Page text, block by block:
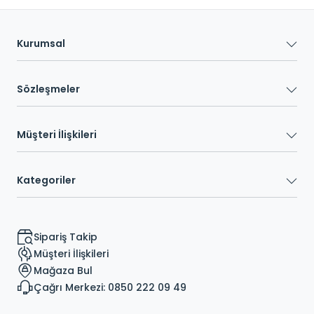
Kurumsal
Sözleşmeler
Müşteri İlişkileri
Kategoriler
Sipariş Takip
Müşteri İlişkileri
Mağaza Bul
Çağrı Merkezi: 0850 222 09 49